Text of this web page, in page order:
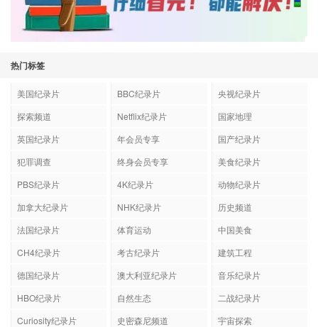
热门标签
美国纪录片 BBC纪录片
央视纪录片
探索频道
Netflix纪录片
国家地理
英国纪录片
年会员专享
国产纪录片
犯罪调查
终身会员专享
美食纪录片
PBS纪录片
4K纪录片
动物纪录片
加拿大纪录片
NHK纪录片
历史频道
法国纪录片
体育运动
中国美食
CH4纪录片
考古纪录片
建筑工程
德国纪录片
澳大利亚纪录片
音乐纪录片
HBO纪录片
自然生态
二战纪录片
Curiosity纪录片
史密森尼频道
宇宙探索